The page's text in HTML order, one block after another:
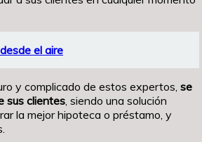
el aire
y complicado de estos expertos, se
sus clientes, siendo una solución
la mejor hipoteca o préstamo, y